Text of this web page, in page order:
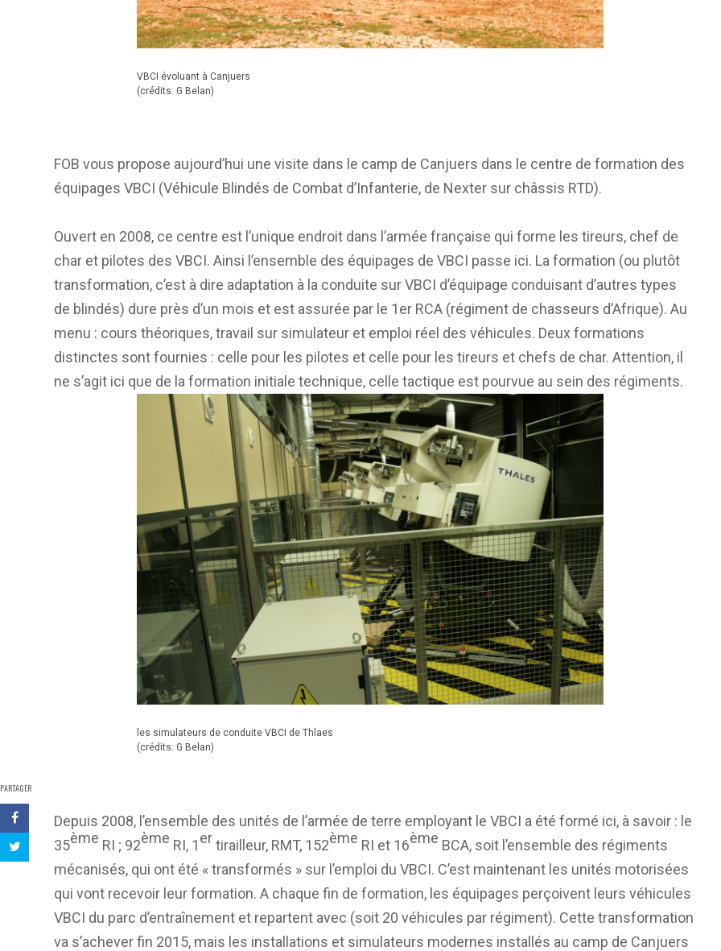
PARTAGER
VBCI évoluant à Canjuers
(crédits: G Belan)
FOB vous propose aujourd’hui une visite dans le camp de Canjuers dans le centre de formation des
équipages VBCI (Véhicule Blindés de Combat d’Infanterie, de Nexter sur châssis RTD).
Ouvert en 2008, ce centre est l’unique endroit dans l’armée française qui forme les tireurs, chef de
char et pilotes des VBCI. Ainsi l’ensemble des équipages de VBCI passe ici. La formation (ou plutôt
transformation, c’est à dire adaptation à la conduite sur VBCI d’équipage conduisant d’autres types
de blindés) dure près d’un mois et est assurée par le 1er RCA (régiment de chasseurs d’Afrique). Au
menu : cours théoriques, travail sur simulateur et emploi réel des véhicules. Deux formations
distinctes sont fournies : celle pour les pilotes et celle pour les tireurs et chefs de char. Attention, il
ne s’agit ici que de la formation initiale technique, celle tactique est pourvue au sein des régiments.
les simulateurs de conduite VBCI de Thlaes
(crédits: G Belan)
Depuis 2008, l’ensemble des unités de l’armée de terre employant le VBCI a été formé ici, à savoir : le
35ème RI ; 92ème RI, 1ertirailleur, RMT, 152ème RI et 16ème BCA, soit l’ensemble des régiments
mécanisés, qui ont été « transformés » sur l’emploi du VBCI. C’est maintenant les unités motorisées
qui vont recevoir leur formation. A chaque fin de formation, les équipages perçoivent leurs véhicules
VBCI du parc d’entraînement et repartent avec (soit 20 véhicules par régiment). Cette transformation
va s’achever fin 2015, mais les installations et simulateurs modernes installés au camp de Canjuers